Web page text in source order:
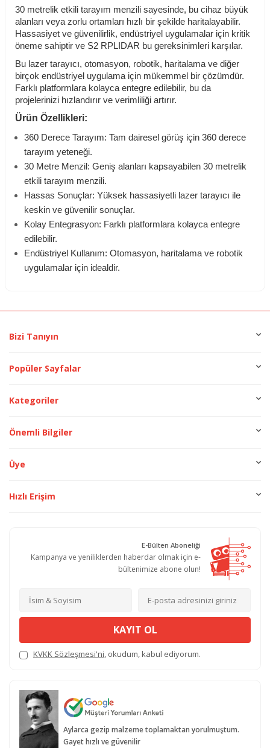
30 metrelik etkili tarayım menzili sayesinde, bu cihaz büyük
alanları veya zorlu ortamları hızlı bir şekilde haritalayabilir.
Hassasiyet ve güvenilirlik, endüstriyel uygulamalar için kritik
öneme sahiptir ve S2 RPLIDAR bu gereksinimleri karşılar.
Bu lazer tarayıcı, otomasyon, robotik, haritalama ve diğer
birçok endüstriyel uygulama için mükemmel bir çözümdür.
Farklı platformlara kolayca entegre edilebilir, bu da
projelerinizi hızlandırır ve verimliliği artırır.
Ürün Özellikleri:
360 Derece Tarayım: Tam dairesel görüş için 360 derece
tarayım yeteneği.
30 Metre Menzil: Geniş alanları kapsayabilen 30 metrelik
etkili tarayım menzili.
Hassas Sonuçlar: Yüksek hassasiyetli lazer tarayıcı ile
keskin ve güvenilir sonuçlar.
Kolay Entegrasyon: Farklı platformlara kolayca entegre
edilebilir.
Endüstriyel Kullanım: Otomasyon, haritalama ve robotik
uygulamalar için idealdir.
Bizi Tanıyın
Popüler Sayfalar
Kategoriler
Önemli Bilgiler
Üye
Hızlı Erişim
E-Bülten Aboneliği
Kampanya ve yeniliklerden haberdar olmak için e-
bültenimize abone olun!
KAYIT OL
KVKK Sözleşmesi'ni, okudum, kabul ediyorum.
Aylarca gezip malzeme toplamaktan yorulmuştum.
Gayet hızlı ve güvenilir